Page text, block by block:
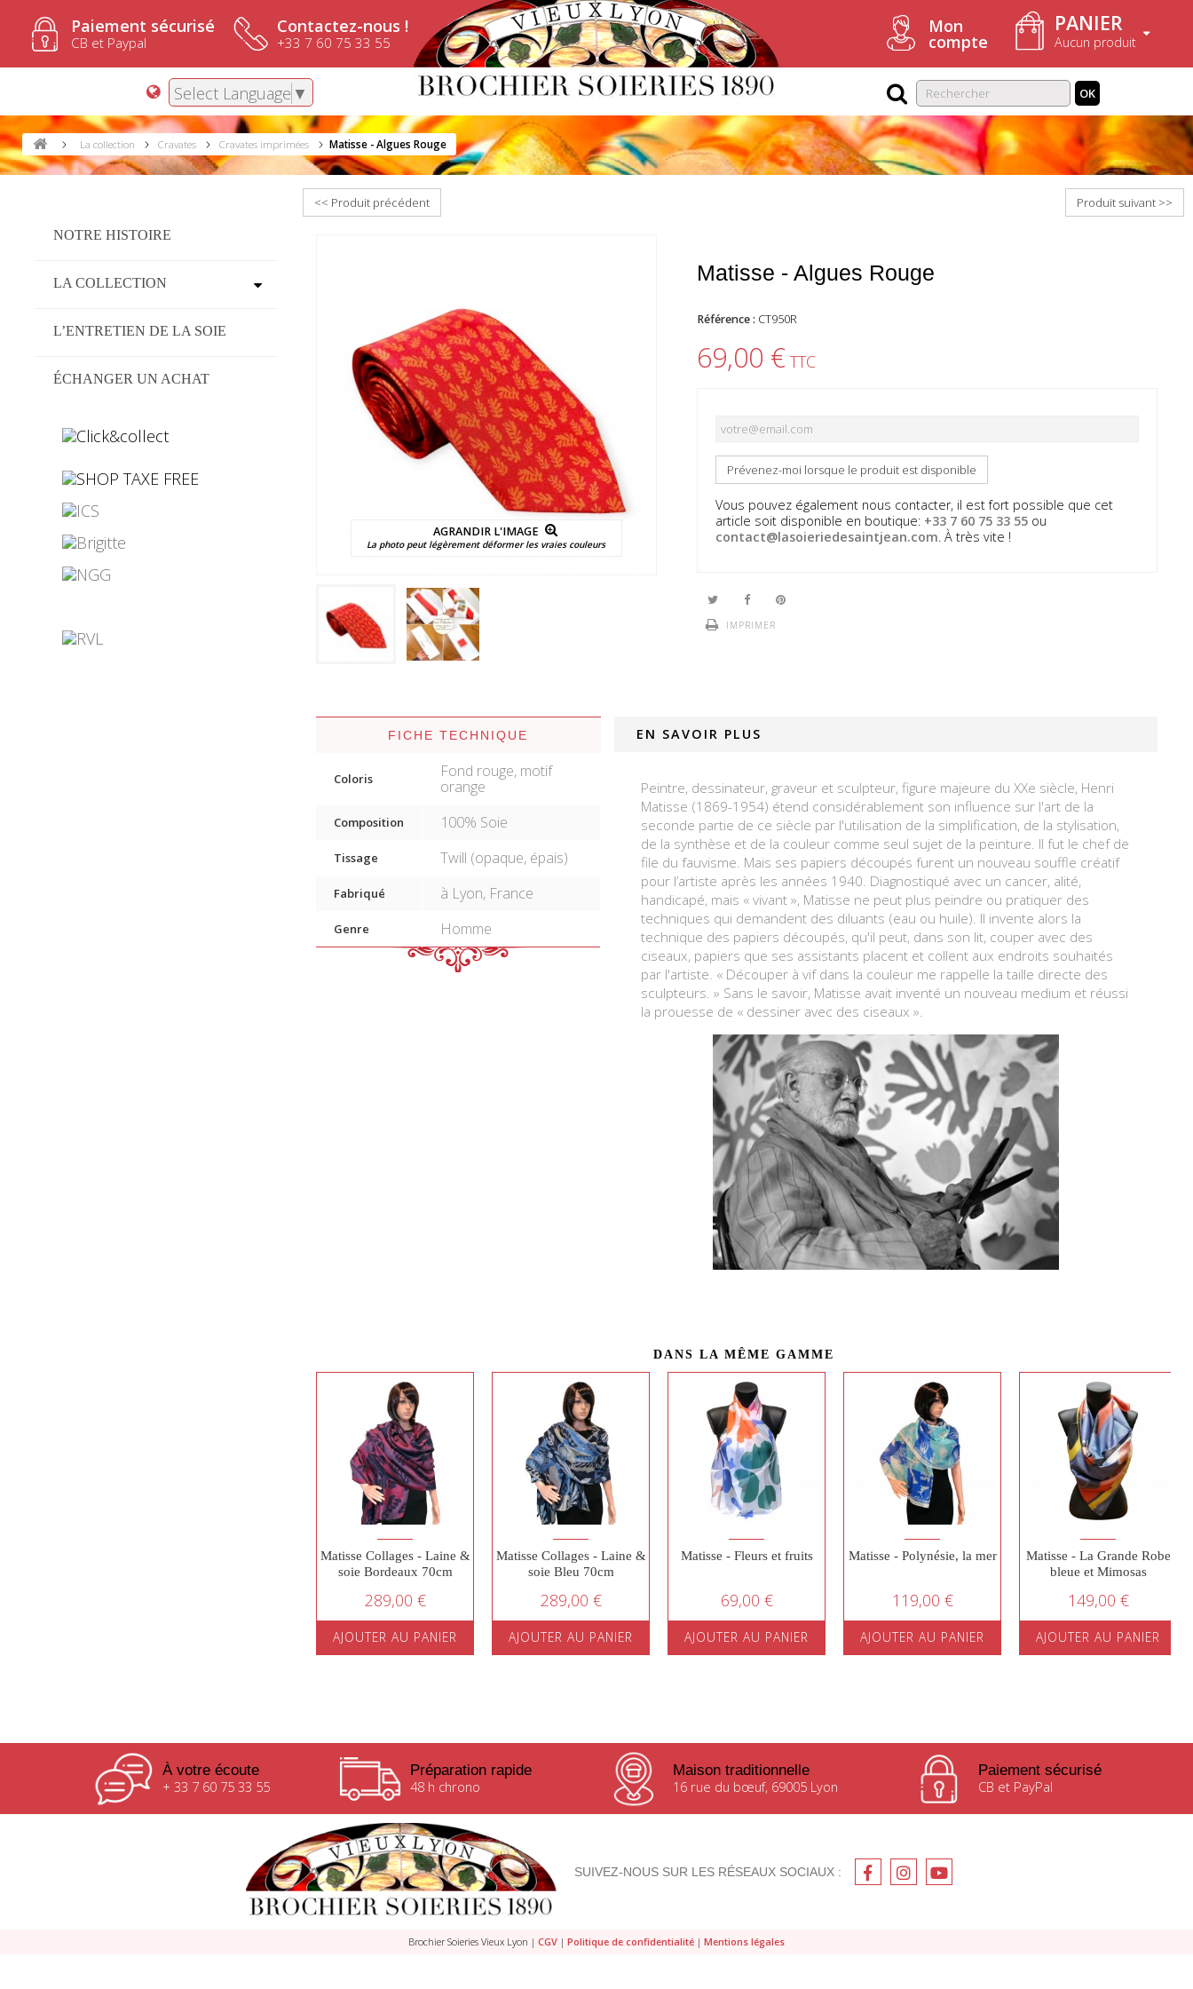
Paiement sécurisé
CB et Paypal
Contactez-nous !
+33 7 60 75 33 55
Mon
compte
PANIER
Aucun produit
Select Language ▼ OK
La collection Cravates Cravates imprimées Matisse - Algues Rouge
NOTRE HISTOIRE
LA COLLECTION
L’ENTRETIEN DE LA SOIE
ÉCHANGER UN ACHAT
<< Produit précédent Produit suivant >>
AGRANDIR L'IMAGE
La photo peut légèrement déformer les vraies couleurs
Matisse - Algues Rouge
Référence : CT950R
69,00 € TTC
Prévenez-moi lorsque le produit est disponible
Vous pouvez également nous contacter, il est fort possible que cet
article soit disponible en boutique: +33 7 60 75 33 55ou
contact@lasoieriedesaintjean.com. À très vite !
IMPRIMER
FICHE TECHNIQUE
Coloris
Fond rouge, motif
orange
Composition 100% Soie
Tissage Twill (opaque, épais)
Fabriqué à Lyon, France
Genre Homme
EN SAVOIR PLUS
Peintre, dessinateur, graveur et sculpteur, figure majeure du XXe siècle, Henri
Matisse (1869-1954) étend considérablement son influence sur l'art de la
seconde partie de ce siècle par l'utilisation de la simplification, de la stylisation,
de la synthèse et de la couleur comme seul sujet de la peinture. Il fut le chef de
file du fauvisme. Mais ses papiers découpés furent un nouveau souffle créatif
pour l’artiste après les années 1940. Diagnostiqué avec un cancer, alité,
handicapé, mais « vivant », Matisse ne peut plus peindre ou pratiquer des
techniques qui demandent des diluants (eau ou huile). Il invente alors la
technique des papiers découpés, qu'il peut, dans son lit, couper avec des
ciseaux, papiers que ses assistants placent et collent aux endroits souhaités
par l'artiste. « Découper à vif dans la couleur me rappelle la taille directe des
sculpteurs. » Sans le savoir, Matisse avait inventé un nouveau medium et réussi
la prouesse de « dessiner avec des ciseaux ».
DANS LA MÊME GAMME
Matisse Collages - Laine &
soie Bordeaux 70cm
289,00 €
AJOUTER AU PANIER
Matisse Collages - Laine &
soie Bleu 70cm
289,00 €
AJOUTER AU PANIER
Matisse - Fleurs et fruits
69,00 €
AJOUTER AU PANIER
Matisse - Polynésie, la mer
119,00 €
AJOUTER AU PANIER
Matisse - La Grande Robe
bleue et Mimosas
149,00 €
AJOUTER AU PANIER
À votre écoute
+ 33 7 60 75 33 55
Préparation rapide
48 h chrono
Maison traditionnelle
16 rue du bœuf, 69005 Lyon
Paiement sécurisé
CB et PayPal
SUIVEZ-NOUS SUR LES RÉSEAUX SOCIAUX :
Brochier Soieries Vieux Lyon | CGV | Politique de confidentialité | Mentions légales